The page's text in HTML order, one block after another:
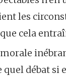
les
cela
débat si